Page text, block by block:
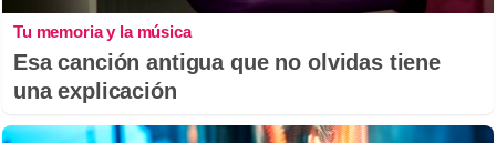
Tu memoria y la música
Esa canción antigua que no olvidas tiene
una explicación